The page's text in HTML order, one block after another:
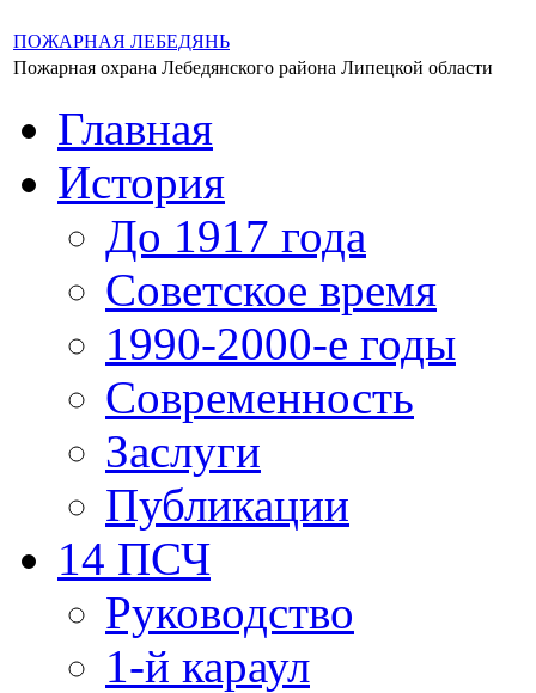
ПОЖАРНАЯ ЛЕБЕДЯНЬ
Пожарная охрана Лебедянского района Липецкой области
Главная
История
До 1917 года
Советское время
1990-2000-е годы
Современность
Заслуги
Публикации
14 ПСЧ
Руководство
1-й караул